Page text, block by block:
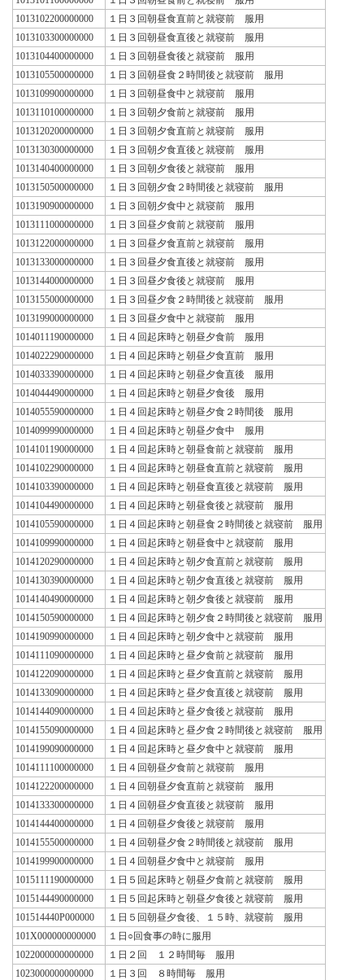
1013102200000000
１日３回朝昼食直前と就寝前 服用
1013103300000000
１日３回朝昼食直後と就寝前 服用
1013104400000000
１日３回朝昼食後と就寝前 服用
1013105500000000
１日３回朝昼食２時間後と就寝前 服用
1013109900000000
１日３回朝昼食中と就寝前 服用
1013110100000000
１日３回朝夕食前と就寝前 服用
1013120200000000
１日３回朝夕食直前と就寝前 服用
1013130300000000
１日３回朝夕食直後と就寝前 服用
1013140400000000
１日３回朝夕食後と就寝前 服用
1013150500000000
１日３回朝夕食２時間後と就寝前 服用
1013190900000000
１日３回朝夕食中と就寝前 服用
1013111000000000
１日３回昼夕食前と就寝前 服用
1013122000000000
１日３回昼夕食直前と就寝前 服用
1013133000000000
１日３回昼夕食直後と就寝前 服用
1013144000000000
１日３回昼夕食後と就寝前 服用
1013155000000000
１日３回昼夕食２時間後と就寝前 服用
1013199000000000
１日３回昼夕食中と就寝前 服用
1014011190000000
１日４回起床時と朝昼夕食前 服用
1014022290000000
１日４回起床時と朝昼夕食直前 服用
1014033390000000
１日４回起床時と朝昼夕食直後 服用
1014044490000000
１日４回起床時と朝昼夕食後 服用
1014055590000000
１日４回起床時と朝昼夕食２時間後 服用
1014099990000000
１日４回起床時と朝昼夕食中 服用
1014101190000000
１日４回起床時と朝昼食前と就寝前 服用
1014102290000000
１日４回起床時と朝昼食直前と就寝前 服用
1014103390000000
１日４回起床時と朝昼食直後と就寝前 服用
1014104490000000
１日４回起床時と朝昼食後と就寝前 服用
1014105590000000
１日４回起床時と朝昼食２時間後と就寝前 服用
1014109990000000
１日４回起床時と朝昼食中と就寝前 服用
1014120290000000
１日４回起床時と朝夕食直前と就寝前 服用
1014130390000000
１日４回起床時と朝夕食直後と就寝前 服用
1014140490000000
１日４回起床時と朝夕食後と就寝前 服用
1014150590000000
１日４回起床時と朝夕食２時間後と就寝前 服用
1014190990000000
１日４回起床時と朝夕食中と就寝前 服用
1014111090000000
１日４回起床時と昼夕食前と就寝前 服用
1014122090000000
１日４回起床時と昼夕食直前と就寝前 服用
1014133090000000
１日４回起床時と昼夕食直後と就寝前 服用
1014144090000000
１日４回起床時と昼夕食後と就寝前 服用
1014155090000000
１日４回起床時と昼夕食２時間後と就寝前 服用
1014199090000000
１日４回起床時と昼夕食中と就寝前 服用
1014111100000000
１日４回朝昼夕食前と就寝前 服用
1014122200000000
１日４回朝昼夕食直前と就寝前 服用
1014133300000000
１日４回朝昼夕食直後と就寝前 服用
1014144400000000
１日４回朝昼夕食後と就寝前 服用
1014155500000000
１日４回朝昼夕食２時間後と就寝前 服用
1014199900000000
１日４回朝昼夕食中と就寝前 服用
1015111190000000
１日５回起床時と朝昼夕食前と就寝前 服用
1015144490000000
１日５回起床時と朝昼夕食後と就寝前 服用
101514440P000000
１日５回朝昼夕食後、１５時、就寝前 服用
101X000000000000
１日○回食事の時に服用
1022000000000000
１日２回 １２時間毎 服用
1023000000000000
１日３回 ８時間毎 服用